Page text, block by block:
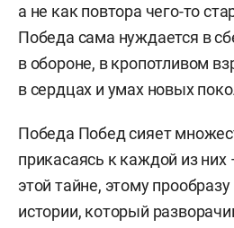
а не как повтора чего-то
Победа сама нуждается в
в обороне, в кропотливом
в сердцах и умах новых
Победа Побед сияет
прикасаясь к каждой из
этой тайне, этому
истории, который